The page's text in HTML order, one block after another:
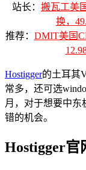
站长： 搬瓦工美
换，
推荐： DMIT美国
Hostigger的土耳其
常多，还可选
月，对于想要中东
错的机会。
Hostigger官